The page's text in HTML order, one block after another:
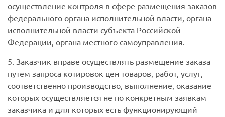
осуществление контроля в сфере размещения заказов
федерального органа исполнительной власти, органа
исполнительной власти субъекта Российской
Федерации, органа местного самоуправления.
5. Заказчик вправе осуществлять размещение заказа
путем запроса котировок цен товаров, работ, услуг,
соответственно производство, выполнение, оказание
которых осуществляется не по конкретным заявкам
заказчика и для которых есть функционирующий